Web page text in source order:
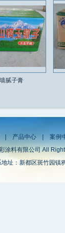
腻子膏
产品中心| 案例
涂料有限公司 All
地址：新都区斑竹园